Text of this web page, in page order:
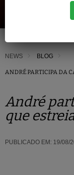
NEWS BLOG
ANDRÉ PARTICIPA DA
André
que
PUBLICADO EM: 19/08/